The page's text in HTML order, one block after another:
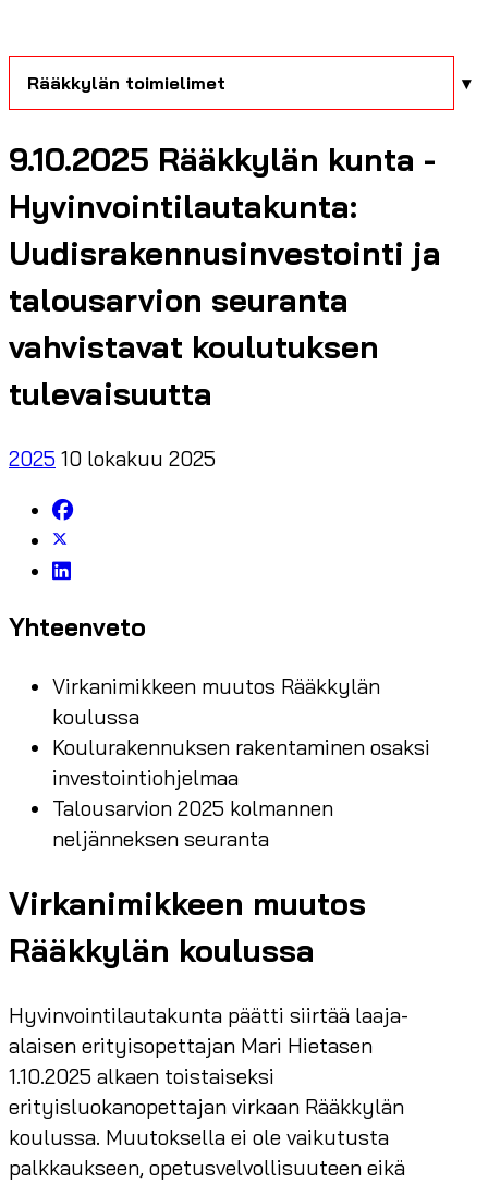
Rääkkylän toimielimet
9.10.2025 Rääkkylän kunta -
Hyvinvointilautakunta:
Uudisrakennusinvestointi ja
talousarvion seuranta
vahvistavat koulutuksen
tulevaisuutta
2025 10 lokakuu 2025
Yhteenveto
Virkanimikkeen muutos Rääkkylän
koulussa
Koulurakennuksen rakentaminen osaksi
investointiohjelmaa
Talousarvion 2025 kolmannen
neljänneksen seuranta
Virkanimikkeen muutos
Rääkkylän koulussa
Hyvinvointilautakunta päätti siirtää laaja-
alaisen erityisopettajan Mari Hietasen
1.10.2025 alkaen toistaiseksi
erityisluokanopettajan virkaan Rääkkylän
koulussa. Muutoksella ei ole vaikutusta
palkkaukseen, opetusvelvollisuuteen eikä